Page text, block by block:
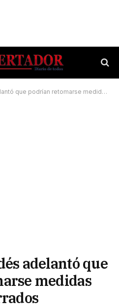
podrían retomarse medidas en lugares cerrados
adelantó que
medidas